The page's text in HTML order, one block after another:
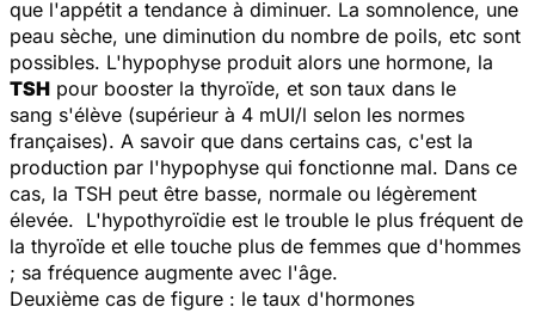
que l'appétit a tendance à diminuer. La somnolence, une
peau sèche, une diminution du nombre de poils, etc sont
possibles. L'hypophyse produit alors une hormone, la
TSH pour booster la thyroïde, et son taux dans le
sang s'élève (supérieur à 4 mUI/l selon les normes
françaises). A savoir que dans certains cas, c'est la
production par l'hypophyse qui fonctionne mal. Dans ce
cas, la TSH peut être basse, normale ou légèrement
élevée. L'hypothyroïdie est le trouble le plus fréquent de
la thyroïde et elle touche plus de femmes que d'hommes
; sa fréquence augmente avec l'âge.
Deuxième cas de figure : le taux d'hormones